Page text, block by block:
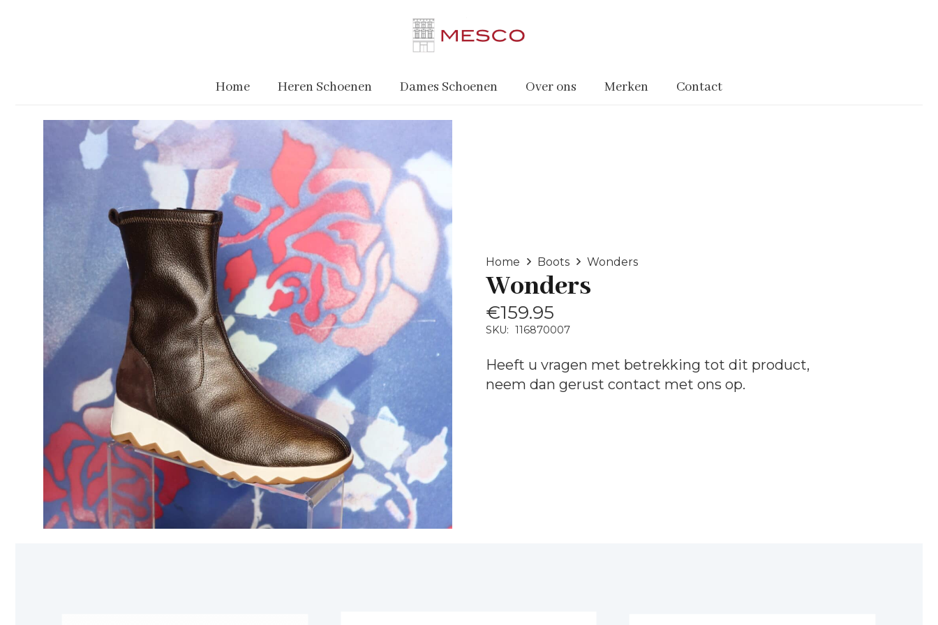
Home Heren Schoenen Dames Schoenen Over ons Merken Contact
Home Boots Wonders
Wonders
€159.95
SKU: 116870007
Heeft u vragen met betrekking tot dit product,
neem dan gerust contact met ons op.